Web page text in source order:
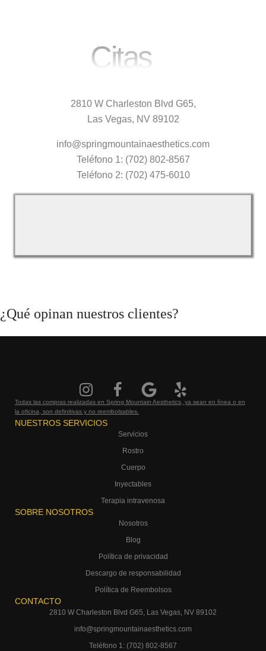
Citas​
2810 W Charleston Blvd G65,
Las Vegas, NV 89102
info@springmountainaesthetics.com
Teléfono 1: (702) 802-8567
Teléfono 2: (702) 475-6010
¿Qué opinan nuestros clientes?
Todas las compras realizadas en Spring Mountain Aesthetics, ya sean en línea o en
la oficina, son definitivas y no reembolsables.
NUESTROS SERVICIOS
Servicios
Rostro
Cuerpo
Inyectables
Terapia intravenosa
SOBRE NOSOTROS
Nosotros
Blog
Política de privacidad
Descargo de responsabilidad
Política de Reembolsos
CONTACTO
2810 W Charleston Blvd G65, Las Vegas, NV 89102
info@springmountainaesthetics.com
Teléfono 1: (702) 802-8567